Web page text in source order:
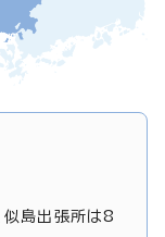
島出張所は8